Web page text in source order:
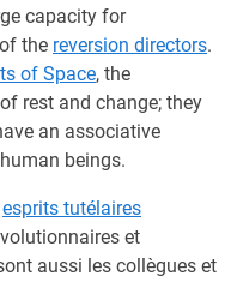
capacity for
the reversion directors.
of Space, the
rest and change; they
an associative
beings.
esprits tutélaires
et
aussi les collègues et